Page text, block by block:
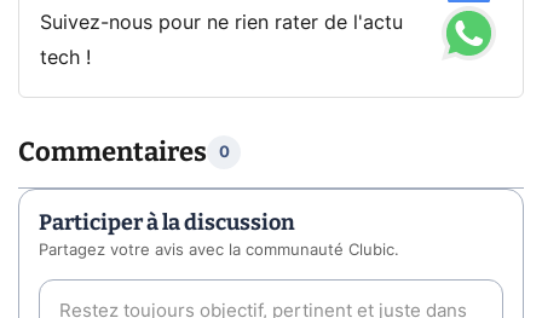
Suivez-nous pour ne rien rater de l'actu
tech !
Commentaires 0
Participer à la discussion
Partagez votre avis avec la communauté Clubic.